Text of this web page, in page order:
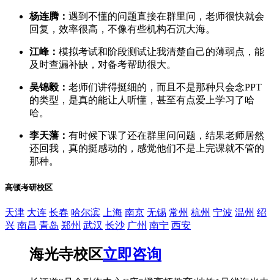
杨连腾： 遇到不懂的问题直接在群里问，老师很快就会
回复，效率很高，不像有些机构石沉大海。
江峰： 模拟考试和阶段测试让我清楚自己的薄弱点，能
及时查漏补缺，对备考帮助很大。
吴锦毅： 老师们讲得挺细的，而且不是那种只会念PPT
的类型，是真的能让人听懂，甚至有点爱上学习了哈
哈。
李天藩： 有时候下课了还在群里问问题，结果老师居然
还回我，真的挺感动的，感觉他们不是上完课就不管的
那种。
高顿考研校区
天津 大连 长春 哈尔滨 上海 南京 无锡 常州 杭州 宁波 温州 绍
兴 南昌 青岛 郑州 武汉 长沙 广州 南宁 西安
海光寺校区立即咨询